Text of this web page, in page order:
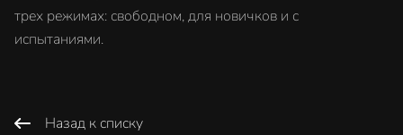
трех режимах: свободном, для новичков и с
испытаниями.
Назад к списку